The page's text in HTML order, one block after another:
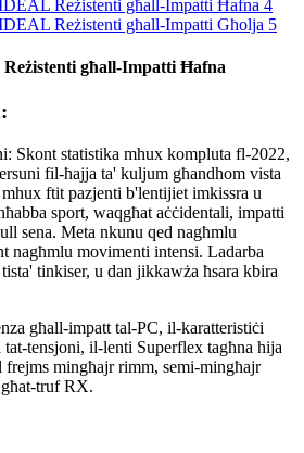
għall-Impatti Ħafna
Skont statistika mhux kompluta fl-2022,
fil-ħajja ta' kuljum għandhom vista
ftit pazjenti b'lentijiet imkissra u
sport, waqgħat aċċidentali, impatti
sena. Meta nkunu qed nagħmlu
nagħmlu movimenti intensi. Ladarba
tinkiser, u dan jikkawża ħsara kbira
għall-impatt tal-PC, il-karatteristiċi
tat-tensjoni, il-lenti Superflex tagħna hija
frejms mingħajr rimm, semi-mingħajr
truf RX.